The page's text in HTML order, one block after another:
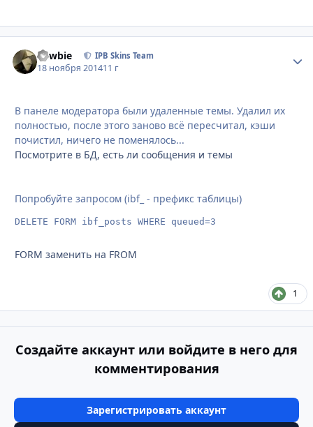
newbie IPB Skins Team
18 ноября 201411 г
В панеле модератора были удаленные темы. Удалил их
полностью, после этого заново всё пересчитал, кэши
почистил, ничего не поменялось...
Посмотрите в БД, есть ли сообщения и темы
Попробуйте запросом (ibf_ - префикс таблицы)
DELETE FORM ibf_posts WHERE queued=3
FORM заменить на FROM
1
Создайте аккаунт или войдите в него для
комментирования
Зарегистрировать аккаунт